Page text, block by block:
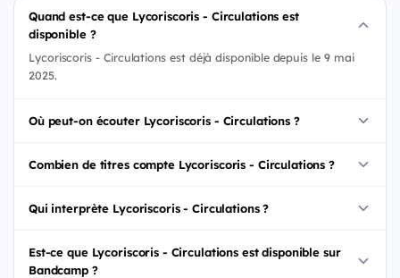
Quand est-ce que Lycoriscoris - Circulations est
disponible ?
Lycoriscoris - Circulations est déjà disponible depuis le 9 mai
2025.
Où peut-on écouter Lycoriscoris - Circulations ?
Combien de titres compte Lycoriscoris - Circulations ?
Qui interprète Lycoriscoris - Circulations ?
Est-ce que Lycoriscoris - Circulations est disponible sur
Bandcamp ?